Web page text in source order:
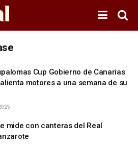
Cup Gobierno de Canarias
motores a una semana de su
mide con canteras del Real